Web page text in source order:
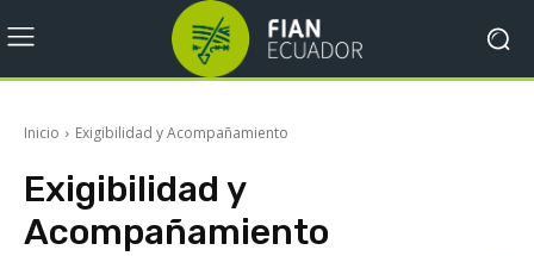
Inicio Exigibilidad y Acompañamiento
Exigibilidad y
Acompañamiento